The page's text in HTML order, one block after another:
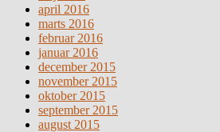
april 2016
marts 2016
februar 2016
januar 2016
december 2015
november 2015
oktober 2015
september 2015
august 2015